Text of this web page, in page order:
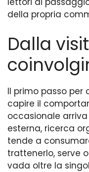
della propria
Dalla
Il primo passo
capire il
occasionale
esterna, ricerca
tende a
trattenerlo, serve
vada oltre la